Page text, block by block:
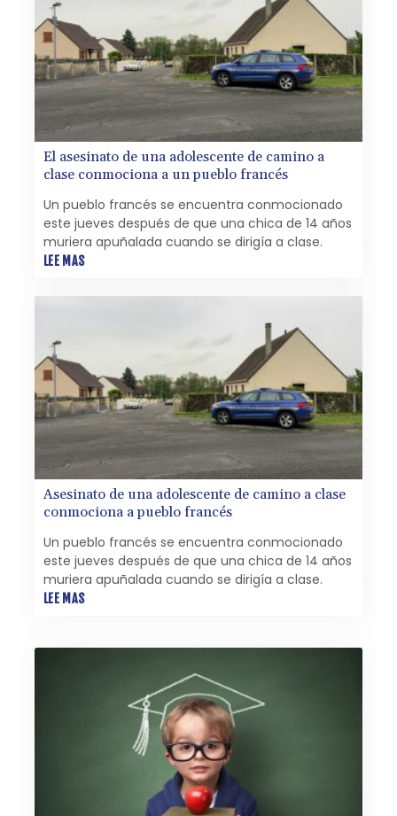
El asesinato de una adolescente de camino a
clase conmociona a un pueblo francés
Un pueblo francés se encuentra conmocionado
este jueves después de que una chica de 14 años
muriera apuñalada cuando se dirigía a clase.
LEE MAS
Asesinato de una adolescente de camino a clase
conmociona a pueblo francés
Un pueblo francés se encuentra conmocionado
este jueves después de que una chica de 14 años
muriera apuñalada cuando se dirigía a clase.
LEE MAS